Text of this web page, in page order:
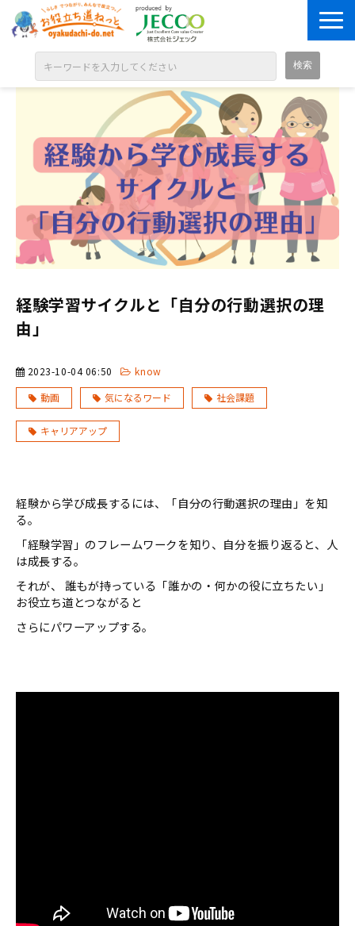
ABOUT
目的別に探す
ジャンル別に探す
シリーズ別に探す
OPEN BADGE
GALLERY
お知らせ
SOLUTION
経験学習サイクルと「自分の行動選択の理
由」
2023-10-04 06:50
know
動画
気になるワード 社会課題
キャリアアップ
経験から学び成長するには、「自分の行動選択の理由」を知
る。
「経験学習」のフレームワークを知り、自分を振り返ると、人
は成長する。
それが、 誰もが持っている「誰かの・何かの役に立ちたい」
お役立ち道とつながると
さらにパワーアップする。